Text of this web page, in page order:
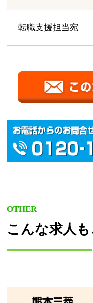
転職支援担当宛
OTHER
こんな求人も